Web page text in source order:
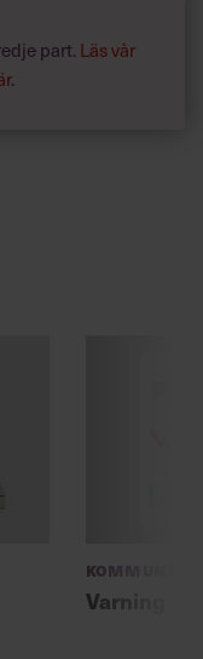
part. Läs vår
.